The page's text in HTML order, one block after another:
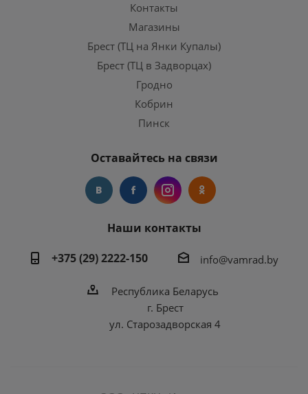
Контакты
Магазины
Брест (ТЦ на Янки Купалы)
Брест (ТЦ в Задворцах)
Гродно
Кобрин
Пинск
Оставайтесь на связи
Наши контакты
+375 (29) 2222-150
info@vamrad.by
Республика Беларусь
г. Брест
ул. Старозадворская 4